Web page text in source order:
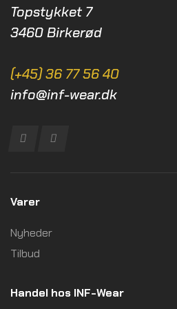
Topstykket 7
3460 Birkerød
(+45) 36 77 56 40
info@inf-wear.dk
Varer
Nyheder
Tilbud
Handel hos INF-Wear